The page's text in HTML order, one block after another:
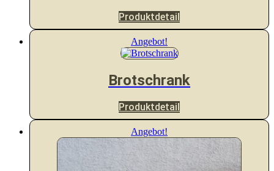
Produktdetail
Angebot!
Brotschrank
Produktdetail
Angebot!